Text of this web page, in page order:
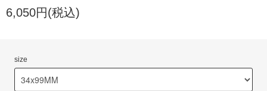
6,050円(税込)
size